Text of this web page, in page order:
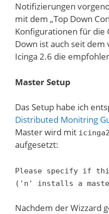
Notifizierungen
mit dem „Top Down
Konfigurationen für die
Down ist auch seit
Icinga 2.6 die
Master Setup
Das Setup habe ich
Distributed Monitring
Master wird mit
aufgesetzt:
Please specify if
('n' installs a
Nachdem der Wizzard